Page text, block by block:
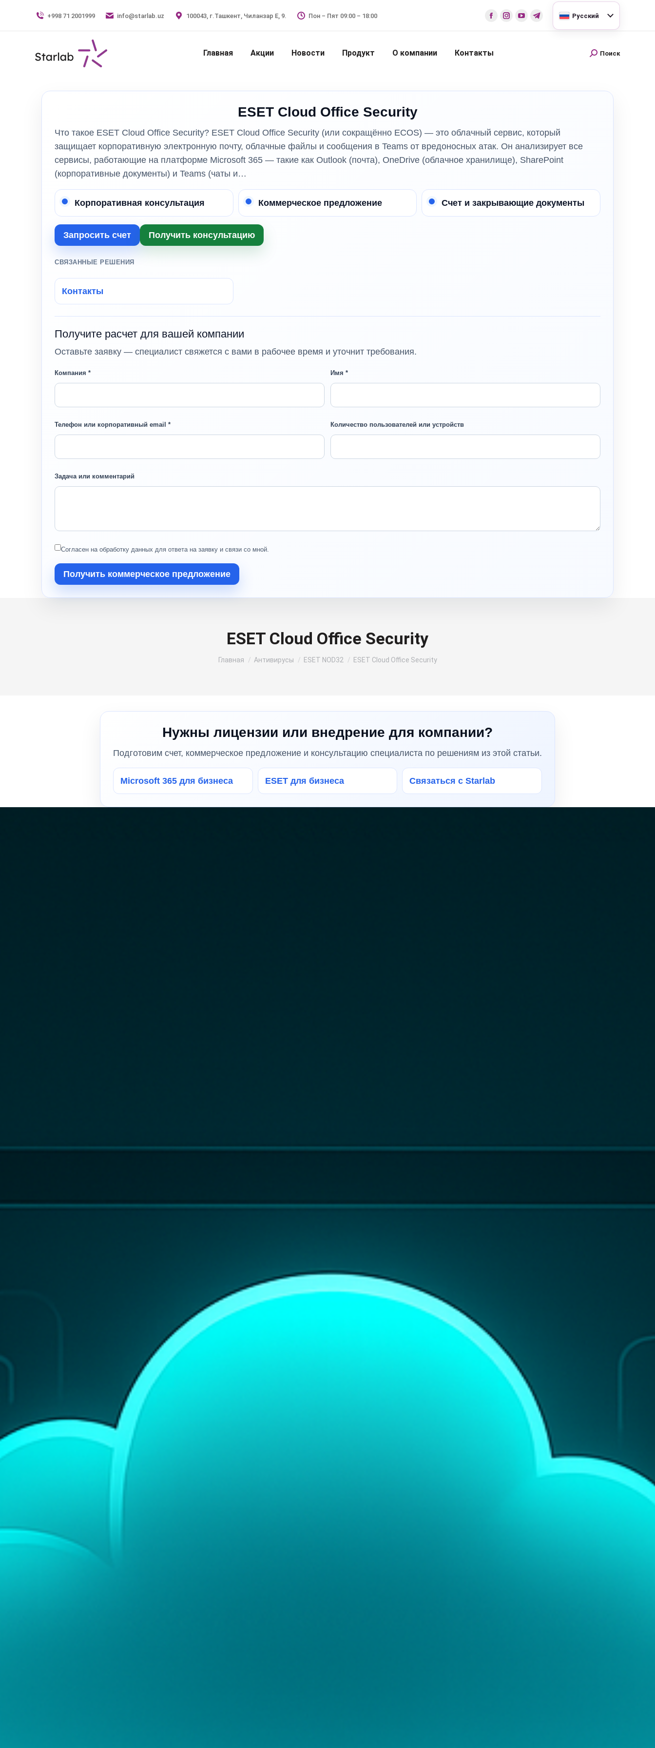
+998 71 2001999 info@starlab.uz 100043, г.Ташкент, Чиланзар Е, 9. Пон – Пят 09:00 – 18:00 Русский
Главная Акции Новости Продукт О компании Контакты Поиск
ESET Cloud Office Security
Вы здесь:
Главная Антивирусы ESET NOD32 ESET Cloud Office Security
ESET Cloud Office Security
Что такое ESET Cloud Office Security? ESET Cloud Office Security (или сокращённо ECOS) — это облачный сервис, который
защищает корпоративную электронную почту, облачные файлы и сообщения в Teams от вредоносных атак. Он анализирует все
сервисы, работающие на платформе Microsoft 365 — такие как Outlook (почта), OneDrive (облачное хранилище), SharePoint
(корпоративные документы) и Teams (чаты и…
Корпоративная консультация Коммерческое предложение Счет и закрывающие документы
Запросить счет Получить консультацию
СВЯЗАННЫЕ РЕШЕНИЯ
Контакты
Получите расчет для вашей компании
Оставьте заявку — специалист свяжется с вами в рабочее время и уточнит требования.
Компания * Имя *
Телефон или корпоративный email * Количество пользователей или устройств
Задача или комментарий
Согласен на обработку данных для ответа на заявку и связи со мной.
Получить коммерческое предложение
Нужны лицензии или внедрение для компании?
Подготовим счет, коммерческое предложение и консультацию специалиста по решениям из этой статьи.
Microsoft 365 для бизнеса ESET для бизнеса Связаться с Starlab